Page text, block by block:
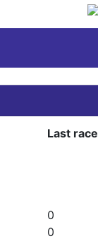
Last race
0
0